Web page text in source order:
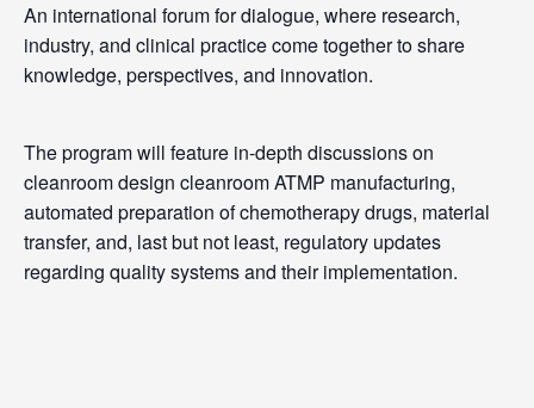
An international forum for dialogue, where research,
industry, and clinical practice come together to share
knowledge, perspectives, and innovation.
The program will feature in-depth discussions on
cleanroom design cleanroom ATMP manufacturing,
automated preparation of chemotherapy drugs, material
transfer, and, last but not least, regulatory updates
regarding quality systems and their implementation.